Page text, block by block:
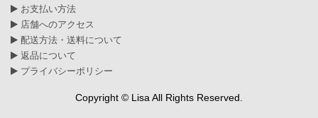
お支払い方法
店舗へのアクセス
配送方法・送料について
返品について
プライバシーポリシー
Copyright © Lisa All Rights Reserved.